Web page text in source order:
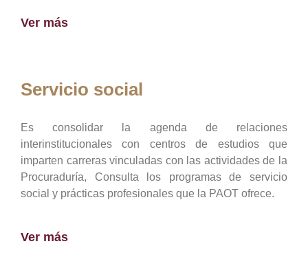
Ver más
Servicio social
Es consolidar la agenda de relaciones
interinstitucionales con centros de estudios que
imparten carreras vinculadas con las actividades de la
Procuraduría, Consulta los programas de servicio
social y prácticas profesionales que la PAOT ofrece.
Ver más